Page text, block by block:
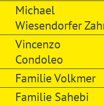
Michael
Wiesendorfer
Vincenzo
Condoleo
Familie Volkmer
Familie Sahebi